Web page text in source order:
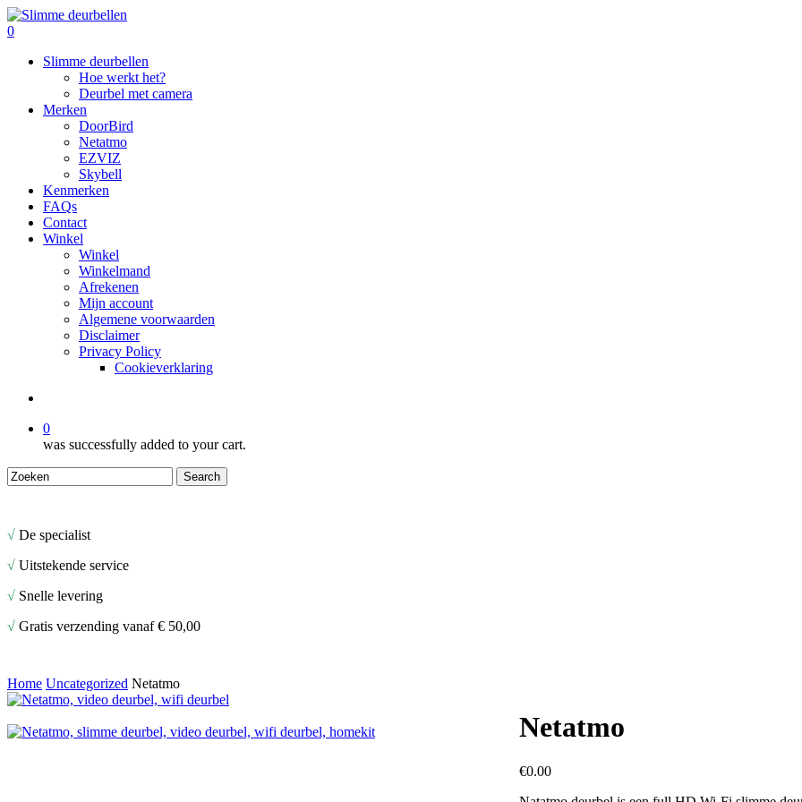
Skip
to
content
search
0
Slimme deurbellen
Hoe werkt het?
Deurbel met camera
Merken
DoorBird
Netatmo
EZVIZ
Skybell
Kenmerken
FAQs
Contact
Winkel
Winkel
Winkelmand
Afrekenen
Mijn account
Algemene voorwaarden
Disclaimer
Privacy Policy
Cookieverklaring
0
was successfully added to your cart.
Search
√ De specialist
√ Uitstekende service
√ Snelle levering
√ Gratis verzending vanaf € 50,00
Home Uncategorized Netatmo
Netatmo
€0.00